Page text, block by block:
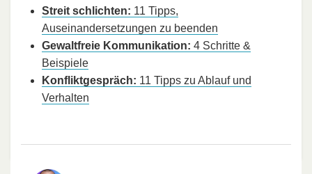
Streit schlichten: 11 Tipps,
Auseinandersetzungen zu beenden
Gewaltfreie Kommunikation: 4 Schritte &
Beispiele
Konfliktgespräch: 11 Tipps zu Ablauf und
Verhalten